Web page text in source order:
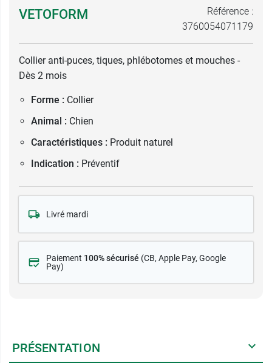
VETOFORM
Référence :
3760054071179
Collier anti-puces, tiques, phlébotomes et mouches -
Dès 2 mois
Forme : Collier
Animal : Chien
Caractéristiques : Produit naturel
Indication : Préventif
Livré mardi
Paiement 100% sécurisé (CB, Apple Pay, Google
Pay)
PRÉSENTATION